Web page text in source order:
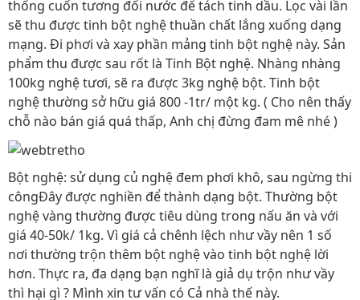
thống cuốn tương đối nước để tách tinh dầu. Lọc vài lần
sẽ thu được tinh bột nghệ thuần chất lắng xuống dạng
mạng. Đi phơi và xay phần mảng tinh bột nghệ này. Sản
phẩm thu được sau rốt là Tinh Bột nghệ. Nhàng nhàng
100kg nghệ tươi, sẽ ra được 3kg nghệ bột. Tinh bột
nghệ thường sở hữu giá 800 -1tr/ một kg. ( Cho nên thấy
chỗ nào bán giá quá thấp, Anh chị đừng đam mê nhé )
Bột nghệ: sử dụng củ nghệ đem phơi khô, sau ngừng thi
côngĐây được nghiền để thành dạng bột. Thường bột
nghệ vàng thường được tiêu dùng trong nấu ăn và với
giá 40-50k/ 1kg. Vì giá cả chênh lệch như vầy nên 1 số
nơi thường trộn thêm bột nghệ vào tinh bột nghệ lời
hơn. Thực ra, đa dạng bạn nghĩ là giả dụ trộn như vầy
thì hại gì ? Mình xin tư vấn có Cả nhà thế này.